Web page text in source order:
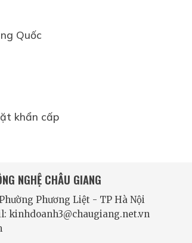
Quốc
khẩn cấp
NGHỆ CHÂU GIANG
Phương Liệt - TP Hà Nội
kinhdoanh3@chaugiang.net.vn